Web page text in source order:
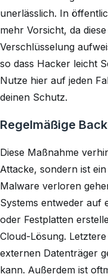
unerlässlich. In
mehr Vorsicht, da
Verschlüsselung
so dass Hacker leicht
Nutze hier auf jeden
deinen Schutz.
Regelmäßige
Diese Maßnahme
Attacke, sondern ist
Malware verloren
Systems entweder auf
oder Festplatten
Cloud-Lösung.
externen Datenträger
kann. Außerdem ist